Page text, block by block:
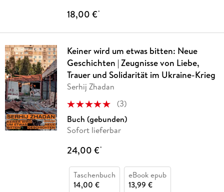
18,00 €*
Keiner wird um etwas bitten: Neue
Geschichten | Zeugnisse von Liebe,
Trauer und Solidarität im Ukraine-Krieg
Serhij Zhadan
(3)
Buch (gebunden)
Sofort lieferbar
24,00 €*
Taschenbuch
14,00 €
eBook epub
13,99 €